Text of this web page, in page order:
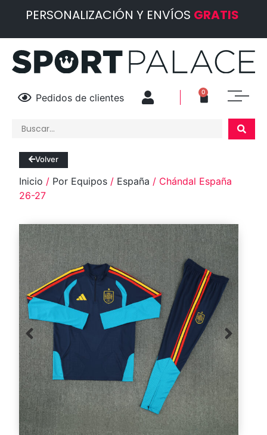
PERSONALIZACIÓN Y ENVÍOS GRATIS
Pedidos de clientes 0
Volver
Inicio / Por Equipos / España / Chándal España
26-27